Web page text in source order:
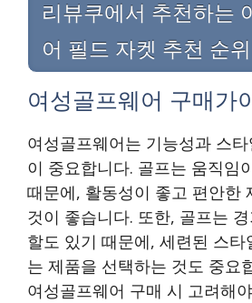
리뷰쿠에서 추천하는
어 필드 자켓 추천 순
여성골프웨어 구매가
여성골프웨어는 기능성과 스
이 중요합니다. 골프는 움직임
때문에, 활동성이 좋고 편안한
것이 좋습니다. 또한, 골프는
할도 있기 때문에, 세련된 스타
는 제품을 선택하는 것도 중요
여성골프웨어 구매 시 고려해